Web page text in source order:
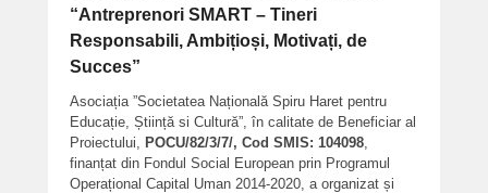
“Antreprenori SMART – Tineri
Responsabili, Ambițioși, Motivați, de
Succes”
Asociația ”Societatea Națională Spiru Haret pentru
Educație, Știință si Cultură”, în calitate de Beneficiar al
Proiectului,
POCU/82/3/7/, Cod SMIS: 104098
finanțat din Fondul Social European prin Programul
Operațional Capital Uman 2014-2020, a organizat și